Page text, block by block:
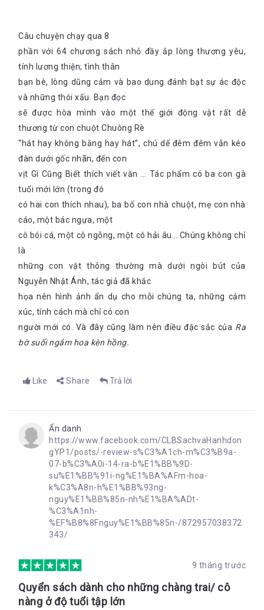
Câu chuyện chạy qua 8
phần với 64 chương sách nhỏ đầy ắp lòng thương yêu,
tính lương thiện; tình thân
bạn bè, lòng dũng cảm và bao dung đánh bạt sự ác độc
và những thói xấu. Bạn đọc
sẽ được hòa mình vào một thế giới động vật rất dễ
thương từ con chuột Chuông Rè
“hát hay không bằng hay hát”, chú dế đêm đêm vẫn kéo
đàn dưới gốc nhãn, đến con
vịt Gì Cũng Biết thích viết văn … Tác phẩm có ba con gà
tuổi mới lớn (trong đó
có hai con thích nhau), ba bố con nhà chuột, mẹ con nhà
cáo, một bác ngựa, một
cô bói cá, một cô ngỗng, một cô hải âu… Chúng không chỉ
là
những con vật thông thường mà dưới ngòi bút của
Nguyễn Nhật Ánh, tác giả đã khắc
họa nên hình ảnh ẩn dụ cho mỗi chúng ta, những cảm
xúc, tính cách mà chỉ có con
người mới có. Và đây cũng làm nên điều đặc sắc của Ra
bờ suối ngắm hoa kèn hồng.
Like Share Trả lời
Ẩn danh
https://www.facebook.com/CLBSachvaHanhdon
gYP1/posts/-review-s%C3%A1ch-m%C3%B9a-
07-b%C3%A0i-14-ra-b%E1%BB%9D-
su%E1%BB%91i-ng%E1%BA%AFm-hoa-
k%C3%A8n-h%E1%BB%93ng-
nguy%E1%BB%85n-nh%E1%BA%ADt-
%C3%A1nh-
%EF%B8%8Fnguy%E1%BB%85n-/872957038372
343/
9 tháng trước
Quyển sách dành cho những chàng trai/ cô
nàng ở độ tuổi tập lớn